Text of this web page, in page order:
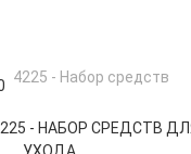
4225 - НАБОР СРЕДСТВ